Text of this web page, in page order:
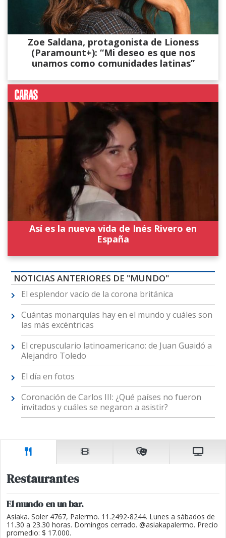
Zoe Saldana, protagonista de Lioness
(Paramount+): “Mi deseo es que nos
unamos como comunidades latinas”
Así es la nueva vida de Inés Rivero en
España
NOTICIAS ANTERIORES DE "MUNDO"
El esplendor vacío de la corona británica
Cuántas monarquías hay en el mundo y cuáles son
las más excéntricas
El crepusculario latinoamericano: de Juan Guaidó a
Alejandro Toledo
El día en fotos
Coronación de Carlos III: ¿Qué países no fueron
invitados y cuáles se negaron a asistir?
Restaurantes
El mundo en un bar.
Asiaka. Soler 4767, Palermo. 11.2492-8244. Lunes a sábados de
11.30 a 23.30 horas. Domingos cerrado. @asiakapalermo. Precio
promedio: $ 17.000.